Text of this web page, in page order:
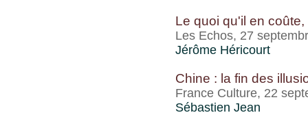
Le quoi qu'il en
Les Echos, 27
Jérôme Héricourt
Chine : la fin des
France Culture, 22
Sébastien Jean